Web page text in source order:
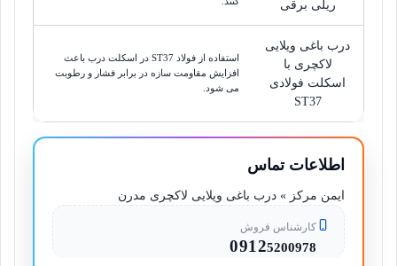
ریلی برقی
درب باغی ویلایی
لاکچری با
اسکلت فولادی
ST37
استفاده از فولاد ST37 در اسکلت درب باعث
افزایش مقاومت سازه در برابر فشار و رطوبت
می شود.
اطلاعات تماس
ایمن مرکز » درب باغی ویلایی لاکچری مدرن
کارشناس فروش
09125200978